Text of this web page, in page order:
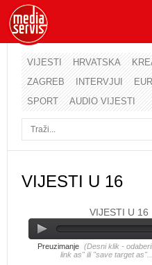
VIJESTI HRVATSKA
ZAGREB
INTERVJUI
SPORT
AUDIO VIJESTI
VIJESTI U 16
VIJESTI U 16
Preuzimanje (Desni klik -
link as" ili "save target
Korisničko
Lozinka
Zaboravili ste